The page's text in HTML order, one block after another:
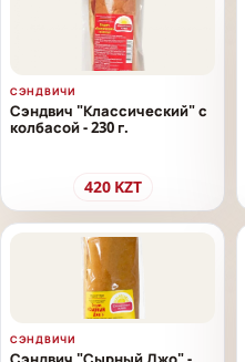
СЭНДВИЧИ
Сэндвич "Классический" с
колбасой - 230 г.
420 KZT
СЭНДВИЧИ